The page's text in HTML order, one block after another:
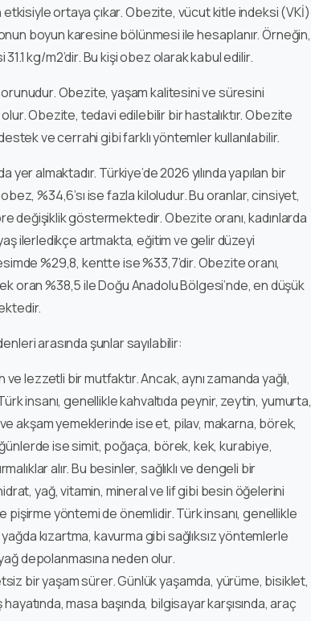
ortaya çıkar. Obezite, vücut kitle indeksi (VKİ)
boyun karesine bölünmesi ile hesaplanır. Örneğin,
31.1 kg/m2’dir. Bu kişi obez olarak kabul edilir.
Obezite, yaşam kalitesini ve süresini
Obezite, tedavi edilebilir bir hastalıktır. Obezite
ve cerrahi gibi farklı yöntemler kullanılabilir.
yer almaktadır. Türkiye’de 2026 yılında yapılan bir
%34,6’sı ise fazla kiloludur. Bu oranlar, cinsiyet,
değişiklik göstermektedir. Obezite oranı, kadınlarda
ilerledikçe artmakta, eğitim ve gelir düzeyi
%29,8, kentte ise %33,7’dir. Obezite oranı,
oran %38,5 ile Doğu Anadolu Bölgesi’nde, en düşük
arasında şunlar sayılabilir:
ve lezzetli bir mutfaktır. Ancak, aynı zamanda yağlı,
insanı, genellikle kahvaltıda peynir, zeytin, yumurta,
akşam yemeklerinde ise et, pilav, makarna, börek,
ise simit, poğaça, börek, kek, kurabiye,
alır. Bu besinler, sağlıklı ve dengeli bir
yağ, vitamin, mineral ve lif gibi besin öğelerini
pişirme yöntemi de önemlidir. Türk insanı, genellikle
kızartma, kavurma gibi sağlıksız yöntemlerle
depolanmasına neden olur.
bir yaşam sürer. Günlük yaşamda, yürüme, bisiklet,
masa başında, bilgisayar karşısında, araç